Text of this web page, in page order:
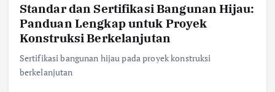
Standar dan Sertifikasi Bangunan Hijau:
Panduan Lengkap untuk Proyek
Konstruksi Berkelanjutan
Sertifikasi bangunan hijau pada proyek konstruksi
berkelanjutan